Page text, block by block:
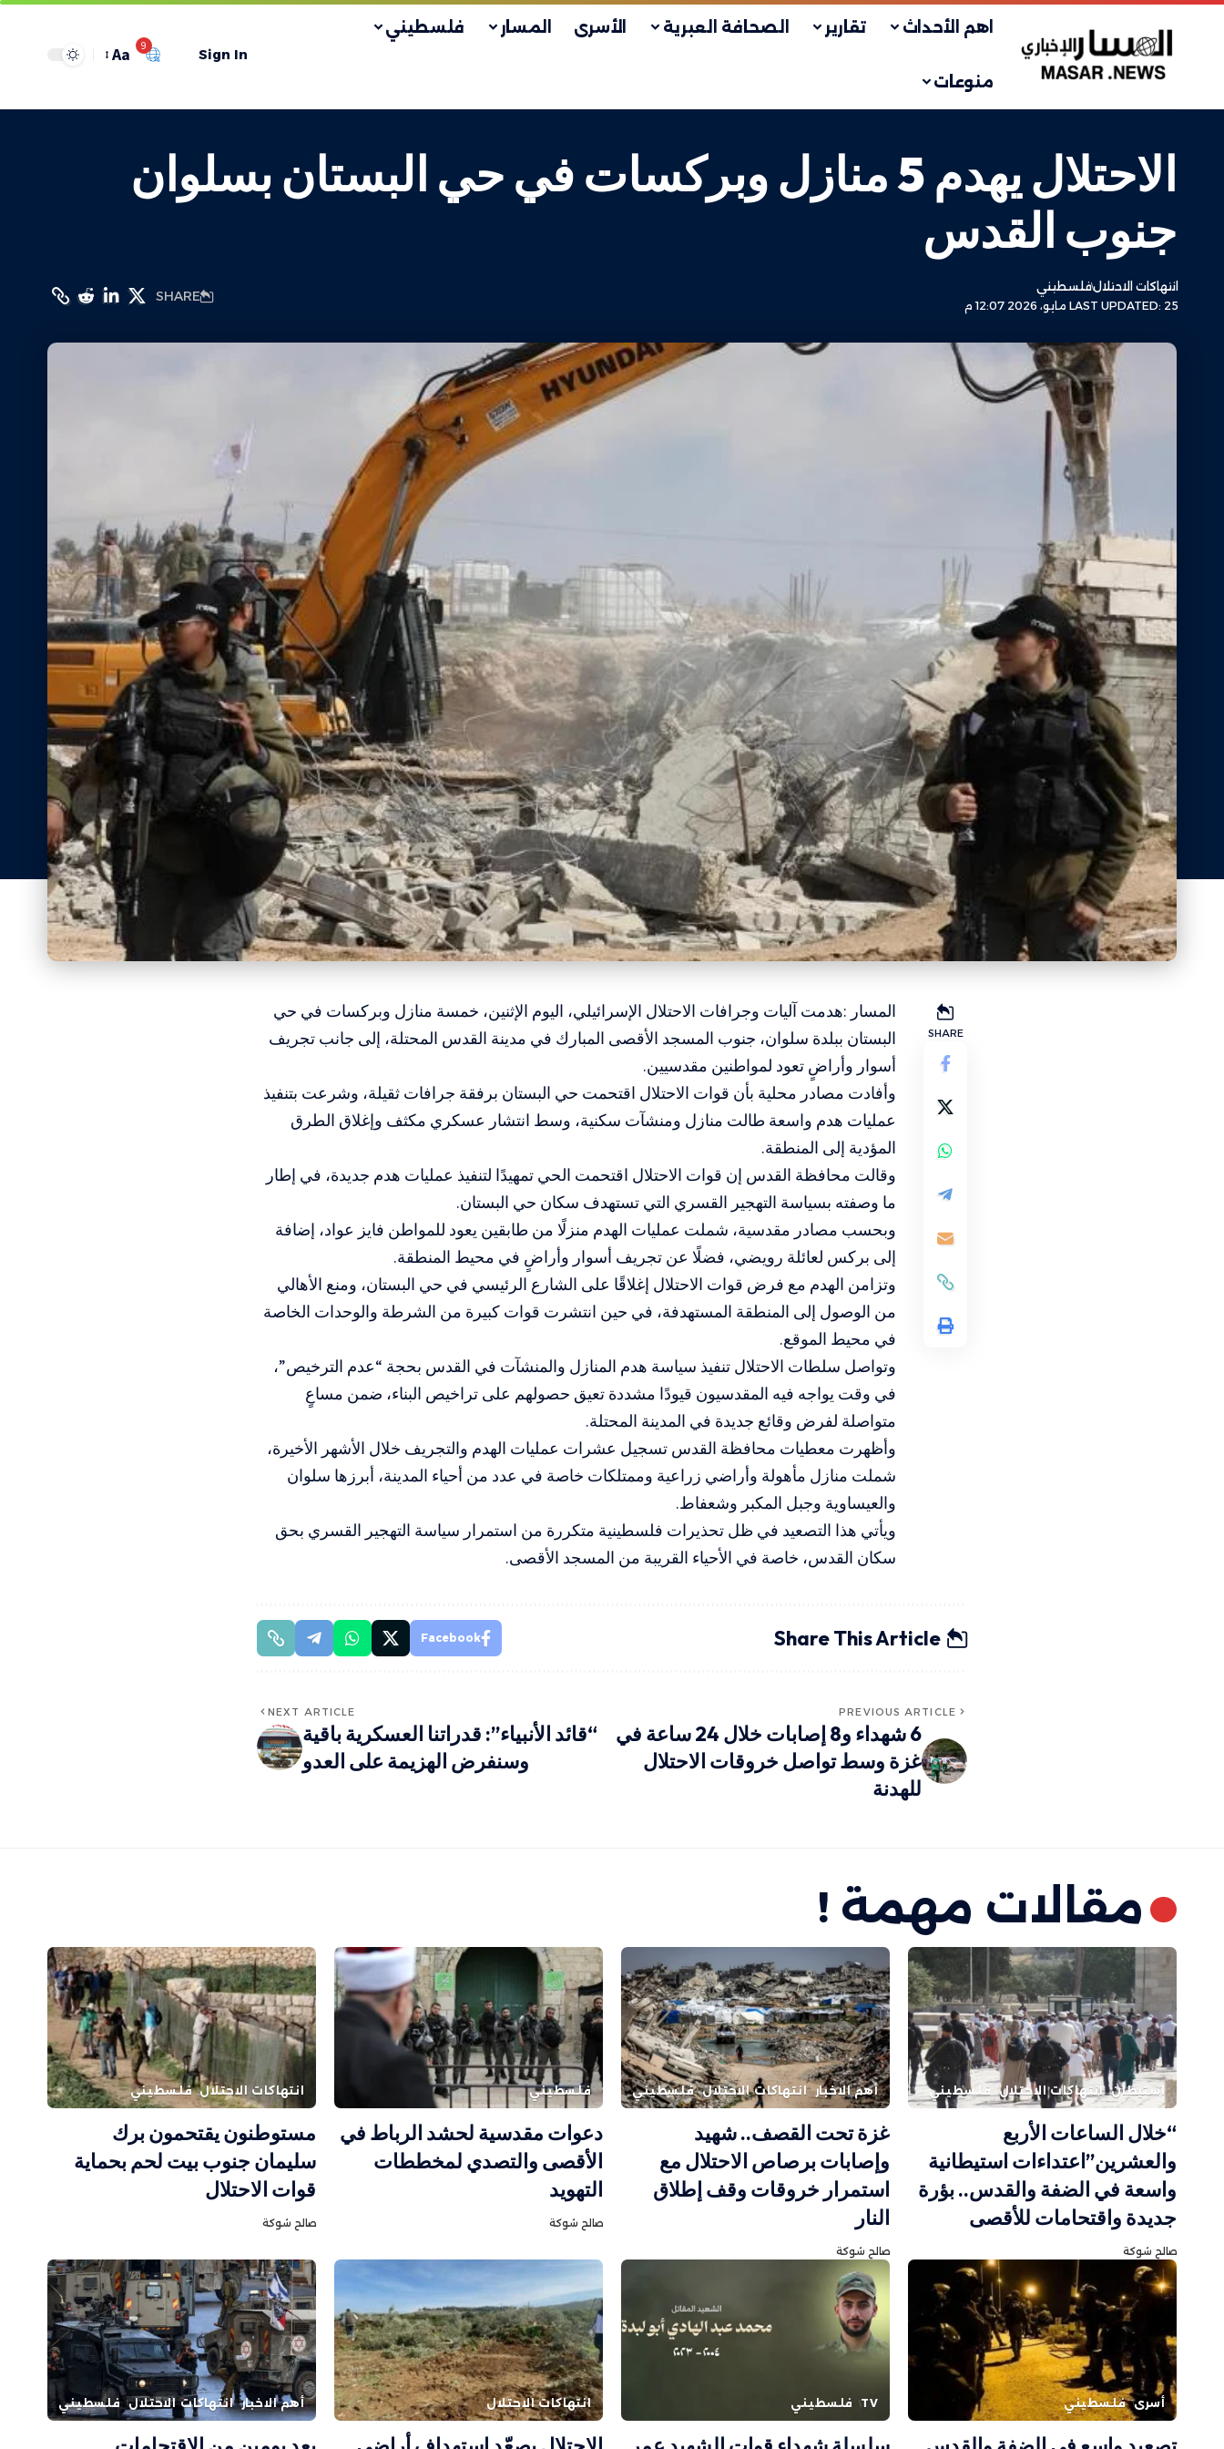
اهم الأحداث تقارير الصحافة العبرية الأسرى المسار فلسطيني
منوعات
Sign In
9
Aa
الاحتلال يهدم 5 منازل وبركسات في حي البستان بسلوان
جنوب القدس
LAST UPDATED: 25 مايو، 2026 12:07 م
انتهاكات الاحتلالفلسطيني
SHARE
SHARE
المسار :هدمت آليات وجرافات الاحتلال الإسرائيلي، اليوم الإثنين، خمسة منازل وبركسات في حي
البستان ببلدة سلوان، جنوب المسجد الأقصى المبارك في مدينة القدس المحتلة، إلى جانب تجريف
أسوار وأراضٍ تعود لمواطنين مقدسيين.
وأفادت مصادر محلية بأن قوات الاحتلال اقتحمت حي البستان برفقة جرافات ثقيلة، وشرعت بتنفيذ
عمليات هدم واسعة طالت منازل ومنشآت سكنية، وسط انتشار عسكري مكثف وإغلاق الطرق
المؤدية إلى المنطقة.
وقالت محافظة القدس إن قوات الاحتلال اقتحمت الحي تمهيدًا لتنفيذ عمليات هدم جديدة، في إطار
ما وصفته بسياسة التهجير القسري التي تستهدف سكان حي البستان.
وبحسب مصادر مقدسية، شملت عمليات الهدم منزلًا من طابقين يعود للمواطن فايز عواد، إضافة
إلى بركس لعائلة رويضي، فضلًا عن تجريف أسوار وأراضٍ في محيط المنطقة.
وتزامن الهدم مع فرض قوات الاحتلال إغلاقًا على الشارع الرئيسي في حي البستان، ومنع الأهالي
من الوصول إلى المنطقة المستهدفة، في حين انتشرت قوات كبيرة من الشرطة والوحدات الخاصة
في محيط الموقع.
وتواصل سلطات الاحتلال تنفيذ سياسة هدم المنازل والمنشآت في القدس بحجة “عدم الترخيص”،
في وقت يواجه فيه المقدسيون قيودًا مشددة تعيق حصولهم على تراخيص البناء، ضمن مساعٍ
متواصلة لفرض وقائع جديدة في المدينة المحتلة.
وأظهرت معطيات محافظة القدس تسجيل عشرات عمليات الهدم والتجريف خلال الأشهر الأخيرة،
شملت منازل مأهولة وأراضي زراعية وممتلكات خاصة في عدد من أحياء المدينة، أبرزها سلوان
والعيساوية وجبل المكبر وشعفاط.
ويأتي هذا التصعيد في ظل تحذيرات فلسطينية متكررة من استمرار سياسة التهجير القسري بحق
سكان القدس، خاصة في الأحياء القريبة من المسجد الأقصى.
Share This Article
Facebook
PREVIOUS ARTICLE
6 شهداء و8 إصابات خلال 24 ساعة في
غزة وسط تواصل خروقات الاحتلال
للهدنة
NEXT ARTICLE
“قائد الأنبياء”: قدراتنا العسكرية باقية
وسنفرض الهزيمة على العدو
مقالات مهمة !
استيطان انتهاكات الاحتلال فلسطيني
“خلال الساعات الأربع
والعشرين”اعتداءات استيطانية
واسعة في الضفة والقدس.. بؤرة
جديدة واقتحامات للأقصى
صالح شوكة
أهم الاخبار انتهاكات الاحتلال فلسطيني
غزة تحت القصف.. شهيد
وإصابات برصاص الاحتلال مع
استمرار خروقات وقف إطلاق
النار
صالح شوكة
فلسطيني
دعوات مقدسية لحشد الرباط في
الأقصى والتصدي لمخططات
التهويد
صالح شوكة
انتهاكات الاحتلال فلسطيني
مستوطنون يقتحمون برك
سليمان جنوب بيت لحم بحماية
قوات الاحتلال
صالح شوكة
أسرى فلسطيني TV فلسطيني انتهاكات الاحتلال أهم الاخبار انتهاكات الاحتلال فلسطيني